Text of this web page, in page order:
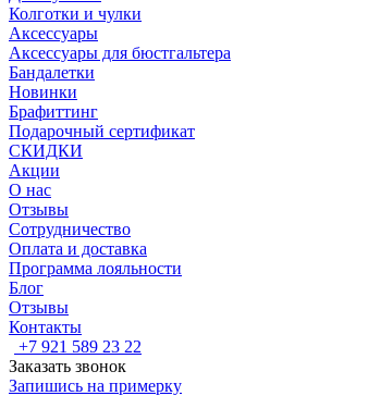
Колготки и чулки
Аксессуары
Аксессуары для бюстгальтера
Бандалетки
Новинки
Брафиттинг
Подарочный сертификат
СКИДКИ
Акции
О нас
Отзывы
Сотрудничество
Оплата и доставка
Программа лояльности
Блог
Отзывы
Контакты
+7 921 589 23 22
Заказать звонок
Запишись на примерку